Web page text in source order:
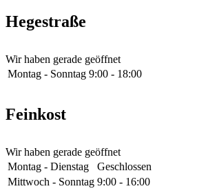
Hegestraße
Wir haben gerade geöffnet
Montag - Sonntag 9:00 - 18:00
Feinkost
Wir haben gerade geöffnet
Montag - Dienstag
Geschlossen
Mittwoch - Sonntag 9:00 - 16:00